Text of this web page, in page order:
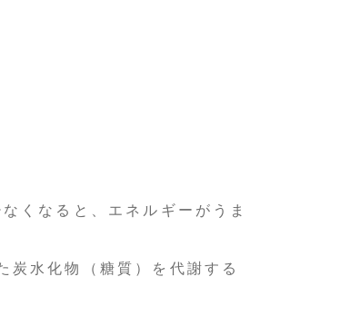
くなると、エネルギーがうま
炭水化物（糖質）を代謝する